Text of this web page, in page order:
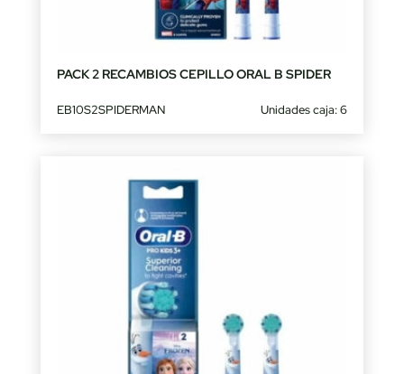
PACK 2 RECAMBIOS CEPILLO ORAL B SPIDER
EB10S2SPIDERMAN Unidades caja: 6